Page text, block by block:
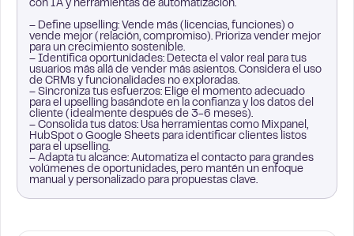
con IA y herramientas de automatización.
– Define upselling: Vende más (licencias, funciones) o
vende mejor (relación, compromiso). Prioriza vender mejor
para un crecimiento sostenible.
– Identifica oportunidades: Detecta el valor real para tus
usuarios más allá de vender más asientos. Considera el uso
de CRMs y funcionalidades no exploradas.
– Sincroniza tus esfuerzos: Elige el momento adecuado
para el upselling basándote en la confianza y los datos del
cliente (idealmente después de 3-6 meses).
– Consolida tus datos: Usa herramientas como Mixpanel,
HubSpot o Google Sheets para identificar clientes listos
para el upselling.
– Adapta tu alcance: Automatiza el contacto para grandes
volúmenes de oportunidades, pero mantén un enfoque
manual y personalizado para propuestas clave.